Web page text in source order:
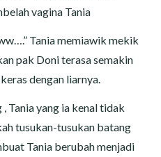
vagina Tania
Tania memiawik mekik
pak Doni terasa semakin
dengan liarnya.
, Tania yang ia kenal tidak
tusukan-tusukan batang
Tania berubah menjadi